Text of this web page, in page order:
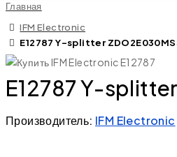
Главная
IFM Electronic
E12787 Y-splitter
E12787 Y-
Производитель: IFM Electronic